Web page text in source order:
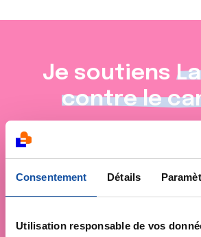
Consentement Détails
Utilisation responsable de vos
Je soutiens
contre le